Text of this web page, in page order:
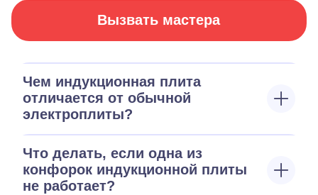
Вызвать мастера
Чем индукционная плита
отличается от обычной
электроплиты?
Что делать, если одна из
конфорок индукционной плиты
не работает?